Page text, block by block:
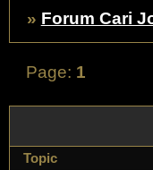
» Forum Cari
Page: 1
Topic